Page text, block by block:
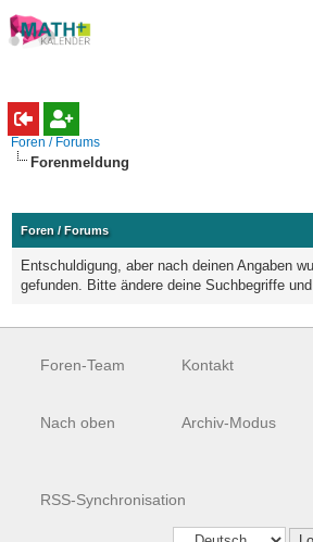
Foren / Forums
Forenmeldung
Foren / Forums
Entschuldigung, aber nach deinen Angaben
gefunden. Bitte ändere deine Suchbegriffe
Foren-Team Kontakt
Nach oben Archiv-Modus
RSS-Synchronisation